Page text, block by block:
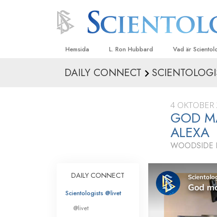
Hemsida L. Ron Hubbard Vad är
Trossatser och
Vad
Scientology
Träffa en
Inne i en Kyrka
En introduktion
Kärlek och hat –
DAILY CONNECT
4
GOD
ALEXA
WOODSIDE
DAILY CONNECT
Scientologists @livet
@livet